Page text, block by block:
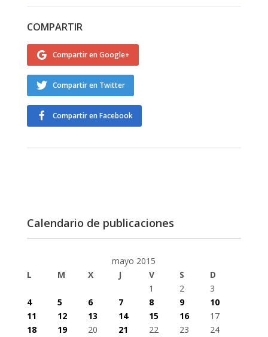
COMPARTIR
Compartir en Google+
Compartir en Twitter
Compartir en Facebook
Calendario de publicaciones
mayo 2015
L
M X J V S
D
1
2
3
4
5 6 7 8 9
10
11
12 13 14 15 16
17
18
19 20 21 22 23
24